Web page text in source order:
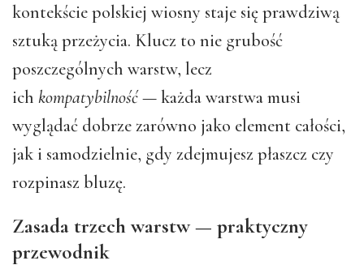
kontekście polskiej wiosny staje się prawdziwą
sztuką przeżycia. Klucz to nie grubość
poszczególnych warstw, lecz
ich kompatybilność— każda warstwa musi
wyglądać dobrze zarówno jako element całości,
jak i samodzielnie, gdy zdejmujesz płaszcz czy
rozpinasz bluzę.
Zasada trzech warstw — praktyczny
przewodnik